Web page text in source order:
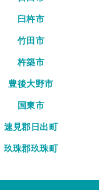
臼杵市
竹田市
杵築市
豊後大野市
国東市
速見郡日出町
玖珠郡玖珠町